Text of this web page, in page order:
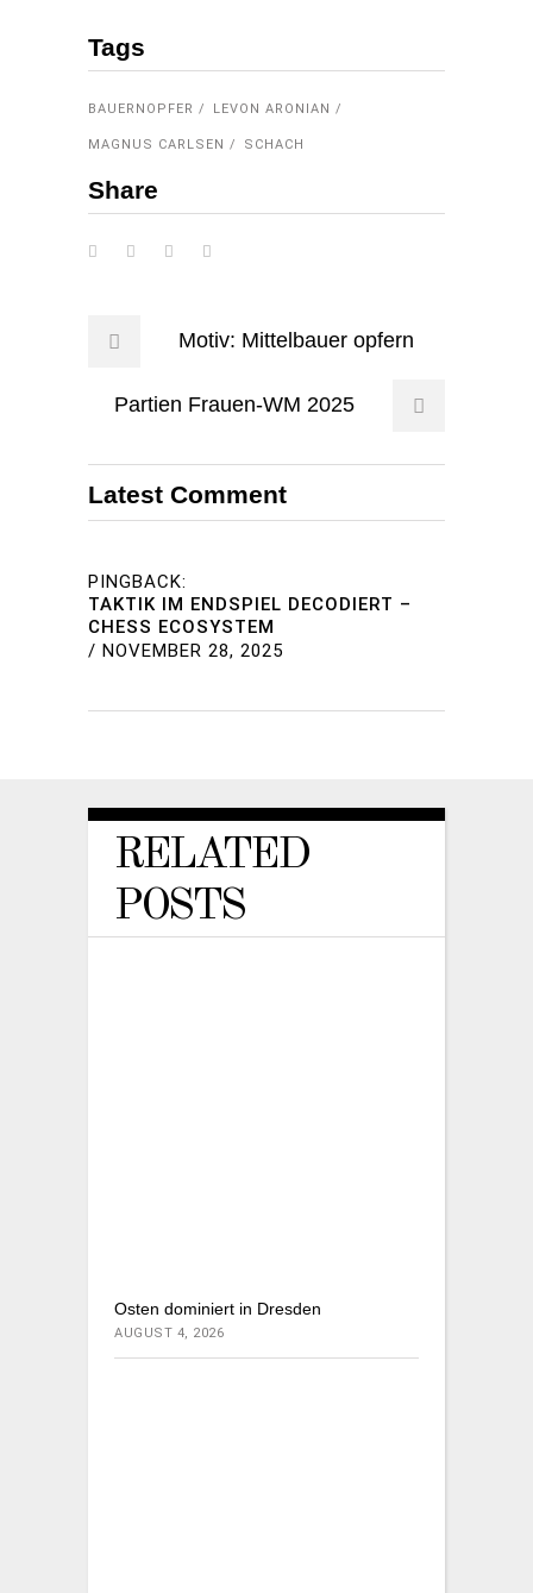
Tags
BAUERNOPFER LEVON ARONIAN
MAGNUS CARLSEN SCHACH
Share
Motiv: Mittelbauer opfern
Partien Frauen-WM 2025
Latest Comment
PINGBACK:
TAKTIK IM ENDSPIEL DECODIERT –
CHESS ECOSYSTEM
/ NOVEMBER 28, 2025
RELATED
POSTS
Osten dominiert in Dresden
AUGUST 4, 2026